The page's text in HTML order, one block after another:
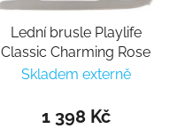
Lední brusle Playlife
Classic Charming Rose
Skladem externě
1 398 Kč